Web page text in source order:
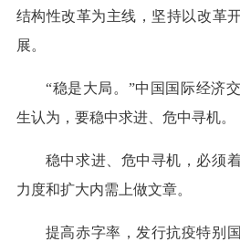
结构性改革为主线，坚持以改革
展。
“稳是大局。”中国国际经济
生认为，要稳中求进、危中寻机。
稳中求进、危中寻机，必须
力度和扩大内需上做文章。
提高赤字率，发行抗疫特别